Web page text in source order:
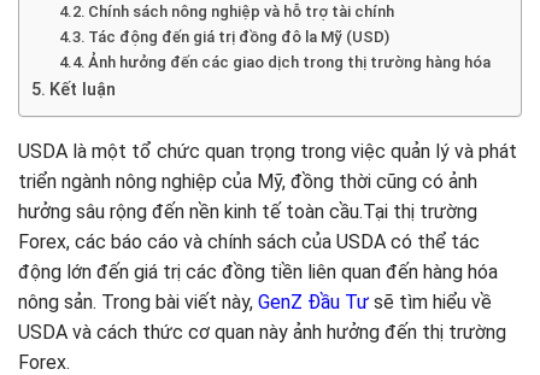
Chính sách nông nghiệp và hỗ trợ tài chính
Tác động đến giá trị đồng đô la Mỹ (USD)
Ảnh hưởng đến các giao dịch trong thị trường hàng hóa
Kết luận
USDA là một tổ chức quan trọng trong việc quản lý và phát
triển ngành nông nghiệp của Mỹ, đồng thời cũng có ảnh
hưởng sâu rộng đến nền kinh tế toàn cầu.Tại thị trường
Forex, các báo cáo và chính sách của USDA có thể tác
động lớn đến giá trị các đồng tiền liên quan đến hàng hóa
nông sản. Trong bài viết này, GenZ Đầu Tư sẽ tìm hiểu về
USDA và cách thức cơ quan này ảnh hưởng đến thị trường
Forex.